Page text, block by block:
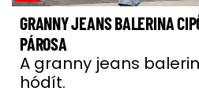
GRANNY JEANS BALERINA
PÁROSA
A granny jeans
hódít.